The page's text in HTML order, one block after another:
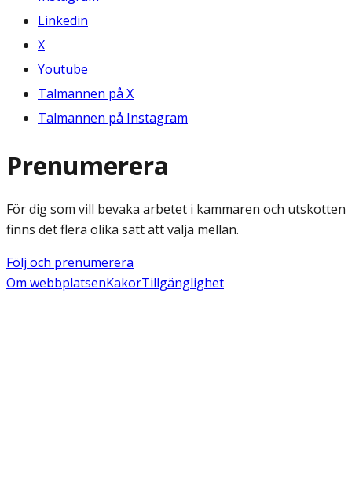
Linkedin
X
Youtube
Talmannen på X
Talmannen på Instagram
Prenumerera
För dig som vill bevaka arbetet i kammaren och utskotten
finns det flera olika sätt att välja mellan.
Följ och prenumerera
Om webbplatsenKakorTillgänglighet